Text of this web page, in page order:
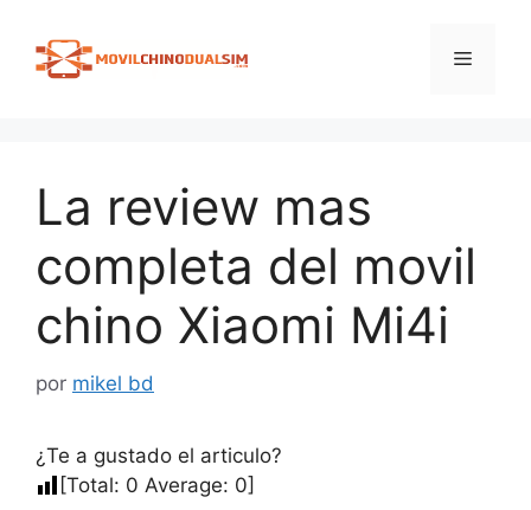
contenido
Menú
La review mas
completa del movil
chino Xiaomi Mi4i
por mikel bd
¿Te a gustado el articulo?
[Total: 0 Average: 0]